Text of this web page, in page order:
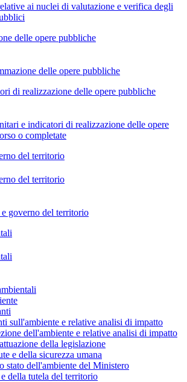
ai nuclei di valutazione e verifica degli
delle opere pubbliche
delle opere pubbliche
di realizzazione delle opere pubbliche
e indicatori di realizzazione delle opere
o completate
del territorio
del territorio
governo del territorio
sull'ambiente e relative analisi di impatto
dell'ambiente e relative analisi di impatto
della legislazione
e della sicurezza umana
stato dell'ambiente del Ministero
della tutela del territorio